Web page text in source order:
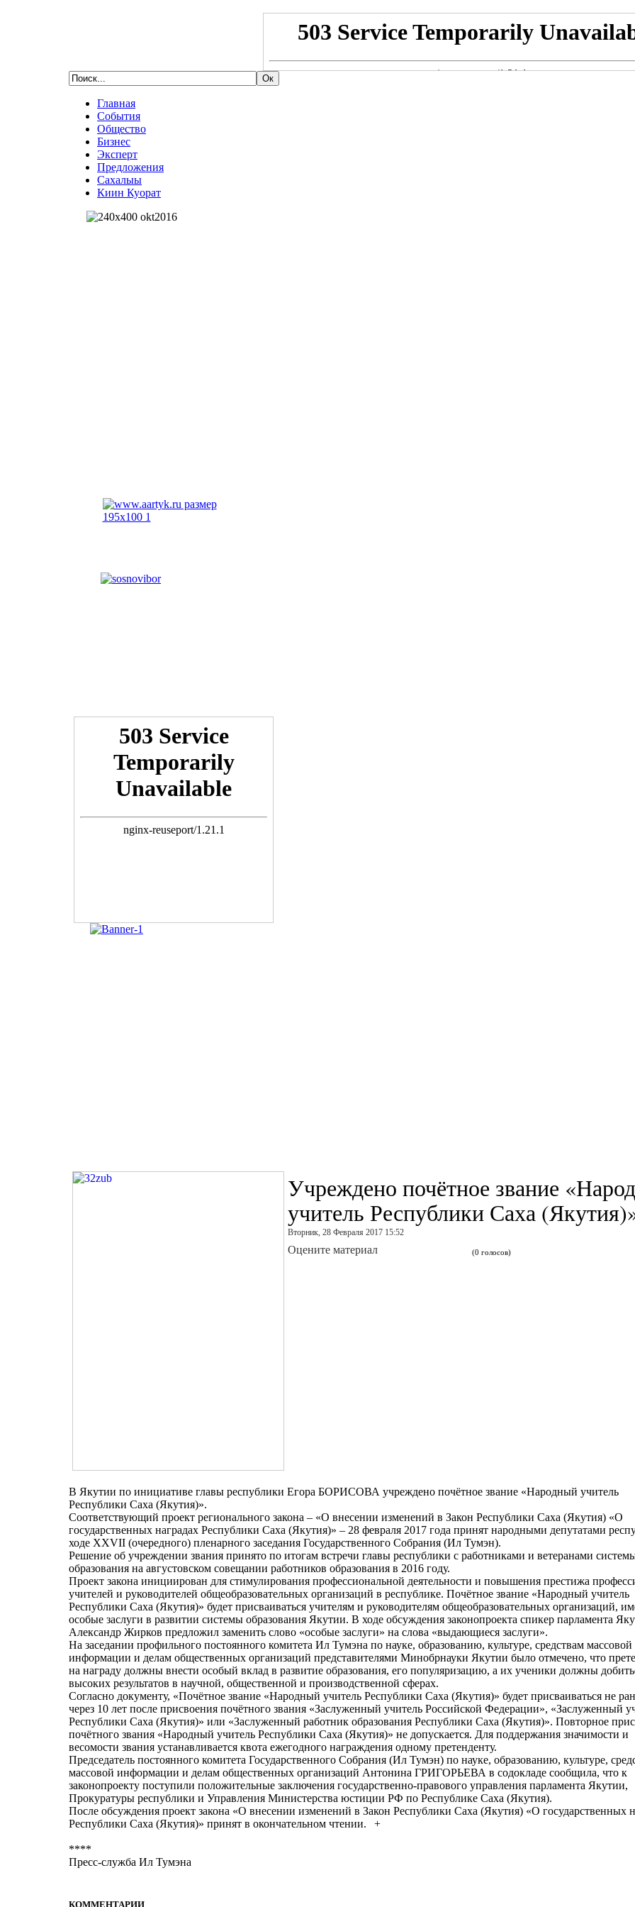
Главная
События
Общество
Бизнес
Эксперт
Предложения
Сахалыы
Киин Куорат
Учреждено почётное звание
учитель Республики Саха
Вторник, 28 Февраля 2017 15:52
Оцените материал (0 голосов)
В Якутии по инициативе главы республики Егора БОРИСОВА учреждено почётное звание «Народный учитель
Республики Саха (Якутия)».
Соответствующий проект регионального закона – «О внесении изменений в Закон Республики Саха (Якутия) «О
государственных наградах Республики Саха (Якутия)» – 28 февраля 2017 года принят народными депутатами
ходе XXVII (очередного) пленарного заседания Государственного Собрания (Ил Тумэн).
Решение об учреждении звания принято по итогам встречи главы республики с работниками и ветеранами
образования на августовском совещании работников образования в 2016 году.
Проект закона инициирован для стимулирования профессиональной деятельности и повышения престижа
учителей и руководителей общеобразовательных организаций в республике. Почётное звание «Народный учитель
Республики Саха (Якутия)» будет присваиваться учителям и руководителям общеобразовательных организаций,
особые заслуги в развитии системы образования Якутии. В ходе обсуждения законопроекта спикер парламента
Александр Жирков предложил заменить слово «особые заслуги» на слова «выдающиеся заслуги».
На заседании профильного постоянного комитета Ил Тумэна по науке, образованию, культуре, средствам массовой
информации и делам общественных организаций представителями Минобрнауки Якутии было отмечено, что
на награду должны внести особый вклад в развитие образования, его популяризацию, а их ученики должны
высоких результатов в научной, общественной и производственной сферах.
Согласно документу, «Почётное звание «Народный учитель Республики Саха (Якутия)» будет присваиваться не
через 10 лет после присвоения почётного звания «Заслуженный учитель Российской Федерации», «Заслуженный
Республики Саха (Якутия)» или «Заслуженный работник образования Республики Саха (Якутия)». Повторное
почётного звания «Народный учитель Республики Саха (Якутия)» не допускается. Для поддержания значимости и
весомости звания устанавливается квота ежегодного награждения одному претенденту.
Председатель постоянного комитета Государственного Собрания (Ил Тумэн) по науке, образованию, культуре,
массовой информации и делам общественных организаций Антонина ГРИГОРЬЕВА в содокладе сообщила, что к
законопроекту поступили положительные заключения государственно-правового управления парламента Якутии,
Прокуратуры республики и Управления Министерства юстиции РФ по Республике Саха (Якутия).
После обсуждения проект закона «О внесении изменений в Закон Республики Саха (Якутия) «О государственных
Республики Саха (Якутия)» принят в окончательном чтении.
+
****
Пресс-служба Ил Тумэна
КОММЕНТАРИИ